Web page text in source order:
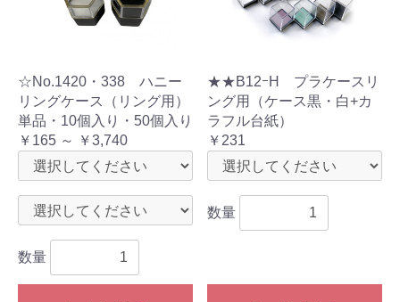
☆No.1420・338 ハニー
リングケース（リング用）
単品・10個入り・50個入り
￥165 ～ ￥3,740
数量
★★B12ｰH プラケースリ
ング用（ケース黒・白+カ
ラフル台紙）
￥231
数量